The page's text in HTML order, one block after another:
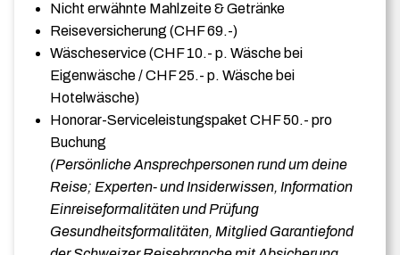
Nicht erwähnte Mahlzeite & Getränke
Reiseversicherung (CHF 69.-)
Wäscheservice (CHF 10.- p. Wäsche bei
Eigenwäsche / CHF 25.- p. Wäsche bei
Hotelwäsche)
Honorar-Serviceleistungspaket CHF 50.- pro
Buchung
(Persönliche Ansprechpersonen rund um deine
Reise; Experten- und Insiderwissen, Information
Einreiseformalitäten und Prüfung
Gesundheitsformalitäten, Mitglied Garantiefond